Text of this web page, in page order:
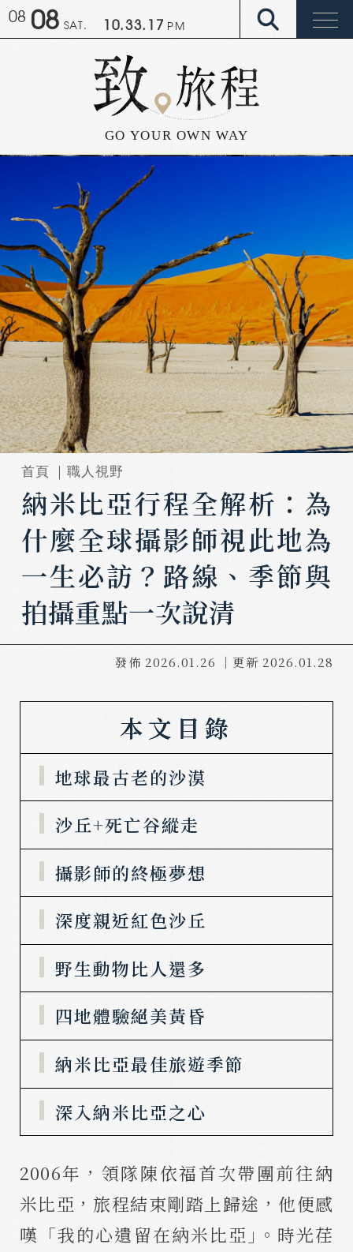
10.33.22 PM
08 08 SAT.
首頁 ｜職人視野
納米比亞行程全解析：為
什麼全球攝影師視此地為
一生必訪？路線、季節與
拍攝重點一次說清
發佈 2026.01.26 ｜更新 2026.01.28
本文目錄
地球最古老的沙漠
沙丘+死亡谷縱走
攝影師的終極夢想
深度親近紅色沙丘
野生動物比人還多
四地體驗絕美黃昏
納米比亞最佳旅遊季節
深入納米比亞之心
2006年，領隊陳依福首次帶團前往納
米比亞，旅程結束剛踏上歸途，他便感
嘆「我的心遺留在納米比亞｣。時光荏